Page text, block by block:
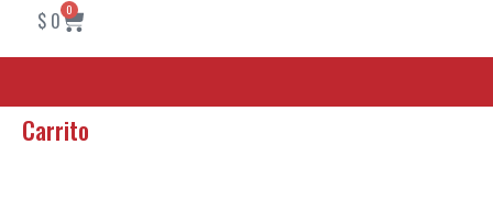
$ 0 0
Carrito